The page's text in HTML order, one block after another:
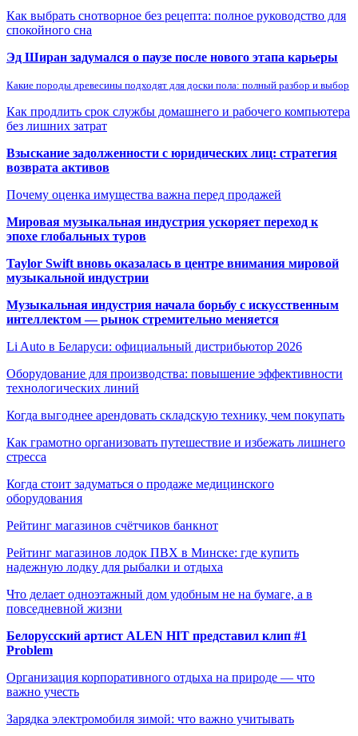
Как выбрать снотворное без рецепта: полное руководство для
спокойного сна
Эд Ширан задумался о паузе после нового этапа карьеры
Какие породы древесины подходят для доски пола: полный разбор и выбор
Как продлить срок службы домашнего и рабочего компьютера
без лишних затрат
Взыскание задолженности с юридических лиц: стратегия
возврата активов
Почему оценка имущества важна перед продажей
Мировая музыкальная индустрия ускоряет переход к
эпохе глобальных туров
Taylor Swift вновь оказалась в центре внимания мировой
музыкальной индустрии
Музыкальная индустрия начала борьбу с искусственным
интеллектом — рынок стремительно меняется
Li Auto в Беларуси: официальный дистрибьютор 2026
Оборудование для производства: повышение эффективности
технологических линий
Когда выгоднее арендовать складскую технику, чем покупать
Как грамотно организовать путешествие и избежать лишнего
стресса
Когда стоит задуматься о продаже медицинского
оборудования
Рейтинг магазинов счётчиков банкнот
Рейтинг магазинов лодок ПВХ в Минске: где купить
надежную лодку для рыбалки и отдыха
Что делает одноэтажный дом удобным не на бумаге, а в
повседневной жизни
Белорусский артист ALEN HIT представил клип #1
Problem
Организация корпоративного отдыха на природе — что
важно учесть
Зарядка электромобиля зимой: что важно учитывать